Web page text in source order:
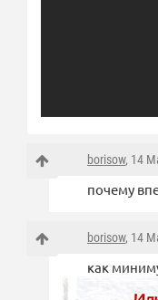
borisow, 14
почему
borisow, 14
как